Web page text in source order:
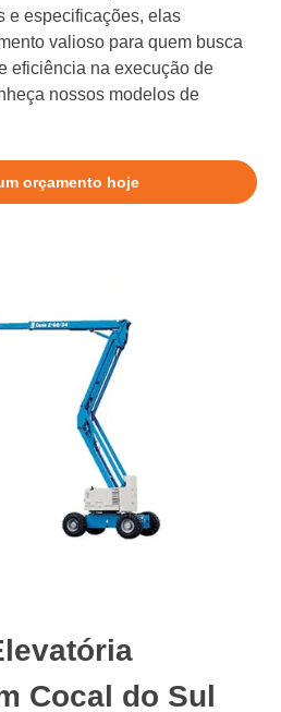
e especificações, elas
valioso para quem busca
eficiência na execução de
nossos modelos de
orçamento hoje
Cocal do Sul